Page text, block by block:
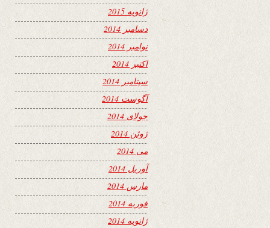
ژانویه 2015
دسامبر 2014
نوامبر 2014
اکتبر 2014
سپتامبر 2014
آگوست 2014
جولای 2014
ژوئن 2014
می 2014
آوریل 2014
مارس 2014
فوریه 2014
ژانویه 2014